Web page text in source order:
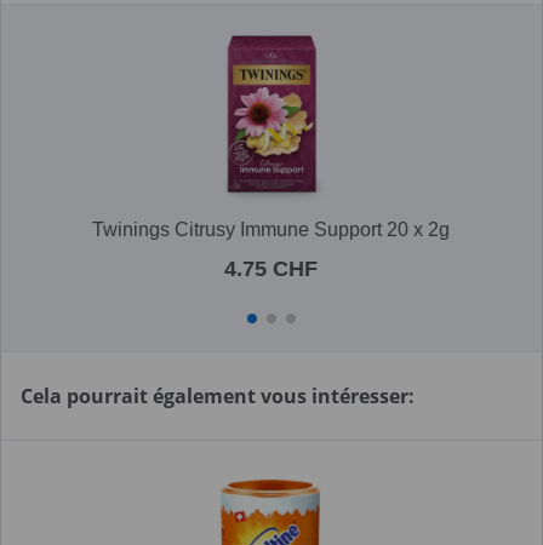
Twinings Citrusy Immune Support 20 x 2g
4.75 CHF
Cela pourrait également vous intéresser: